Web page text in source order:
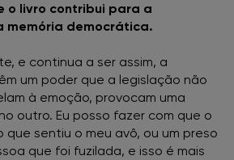
o livro contribui para a
memória democrática.
e continua a ser assim, a
um poder que a legislação não
à emoção, provocam uma
outro. Eu posso fazer com que o
que sentiu o meu avô, ou um preso
que foi fuzilada, e isso é mais